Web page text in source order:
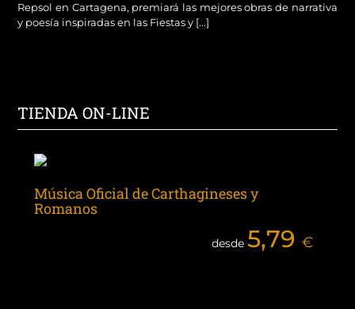
Repsol en Cartagena, premiará las mejores obras de narrativa
y poesía inspiradas en las Fiestas y [...]
TIENDA ON-LINE
Música Oficial de Carthagineses y
Romanos
desde 5,79 €